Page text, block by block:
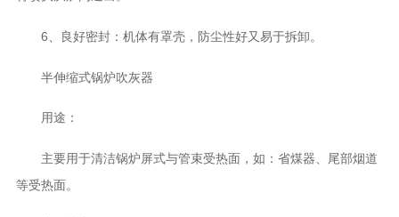
6、良好密封：机体有罩壳，防尘性好又易于拆卸。
半伸缩式锅炉吹灰器
用途：
主要用于清洁锅炉屏式与管束受热面，如：省煤器、尾部烟道
等受热面。